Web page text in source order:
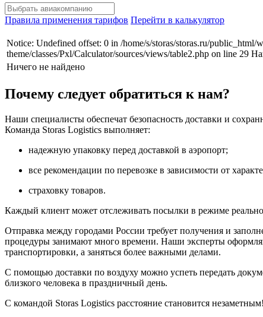
Правила применения тарифов Перейти в калькулятор
Notice: Undefined offset: 0 in /home/s/storas/storas.ru/public_html/
theme/classes/Pxl/Calculator/sources/views/table2.php on line 29
Ничего не найдено
Почему следует обратиться к нам?
Наши специалисты обеспечат безопасность доставки и
Команда Storas Logistics выполняет:
надежную упаковку перед доставкой в аэропорт;
все рекомендации по перевозке в зависимости от
страховку товаров.
Каждый клиент может отслеживать посылки в режиме
Отправка между городами России требует получения и
процедуры занимают много времени. Наши эксперты
транспортировки, а заняться более важными делами.
С помощью доставки по воздуху можно успеть передать
близкого человека в праздничный день.
С командой Storas Logistics расстояние становится незаметным!